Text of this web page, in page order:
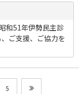
和51年伊勢民主診
ご支援、ご協力を
5